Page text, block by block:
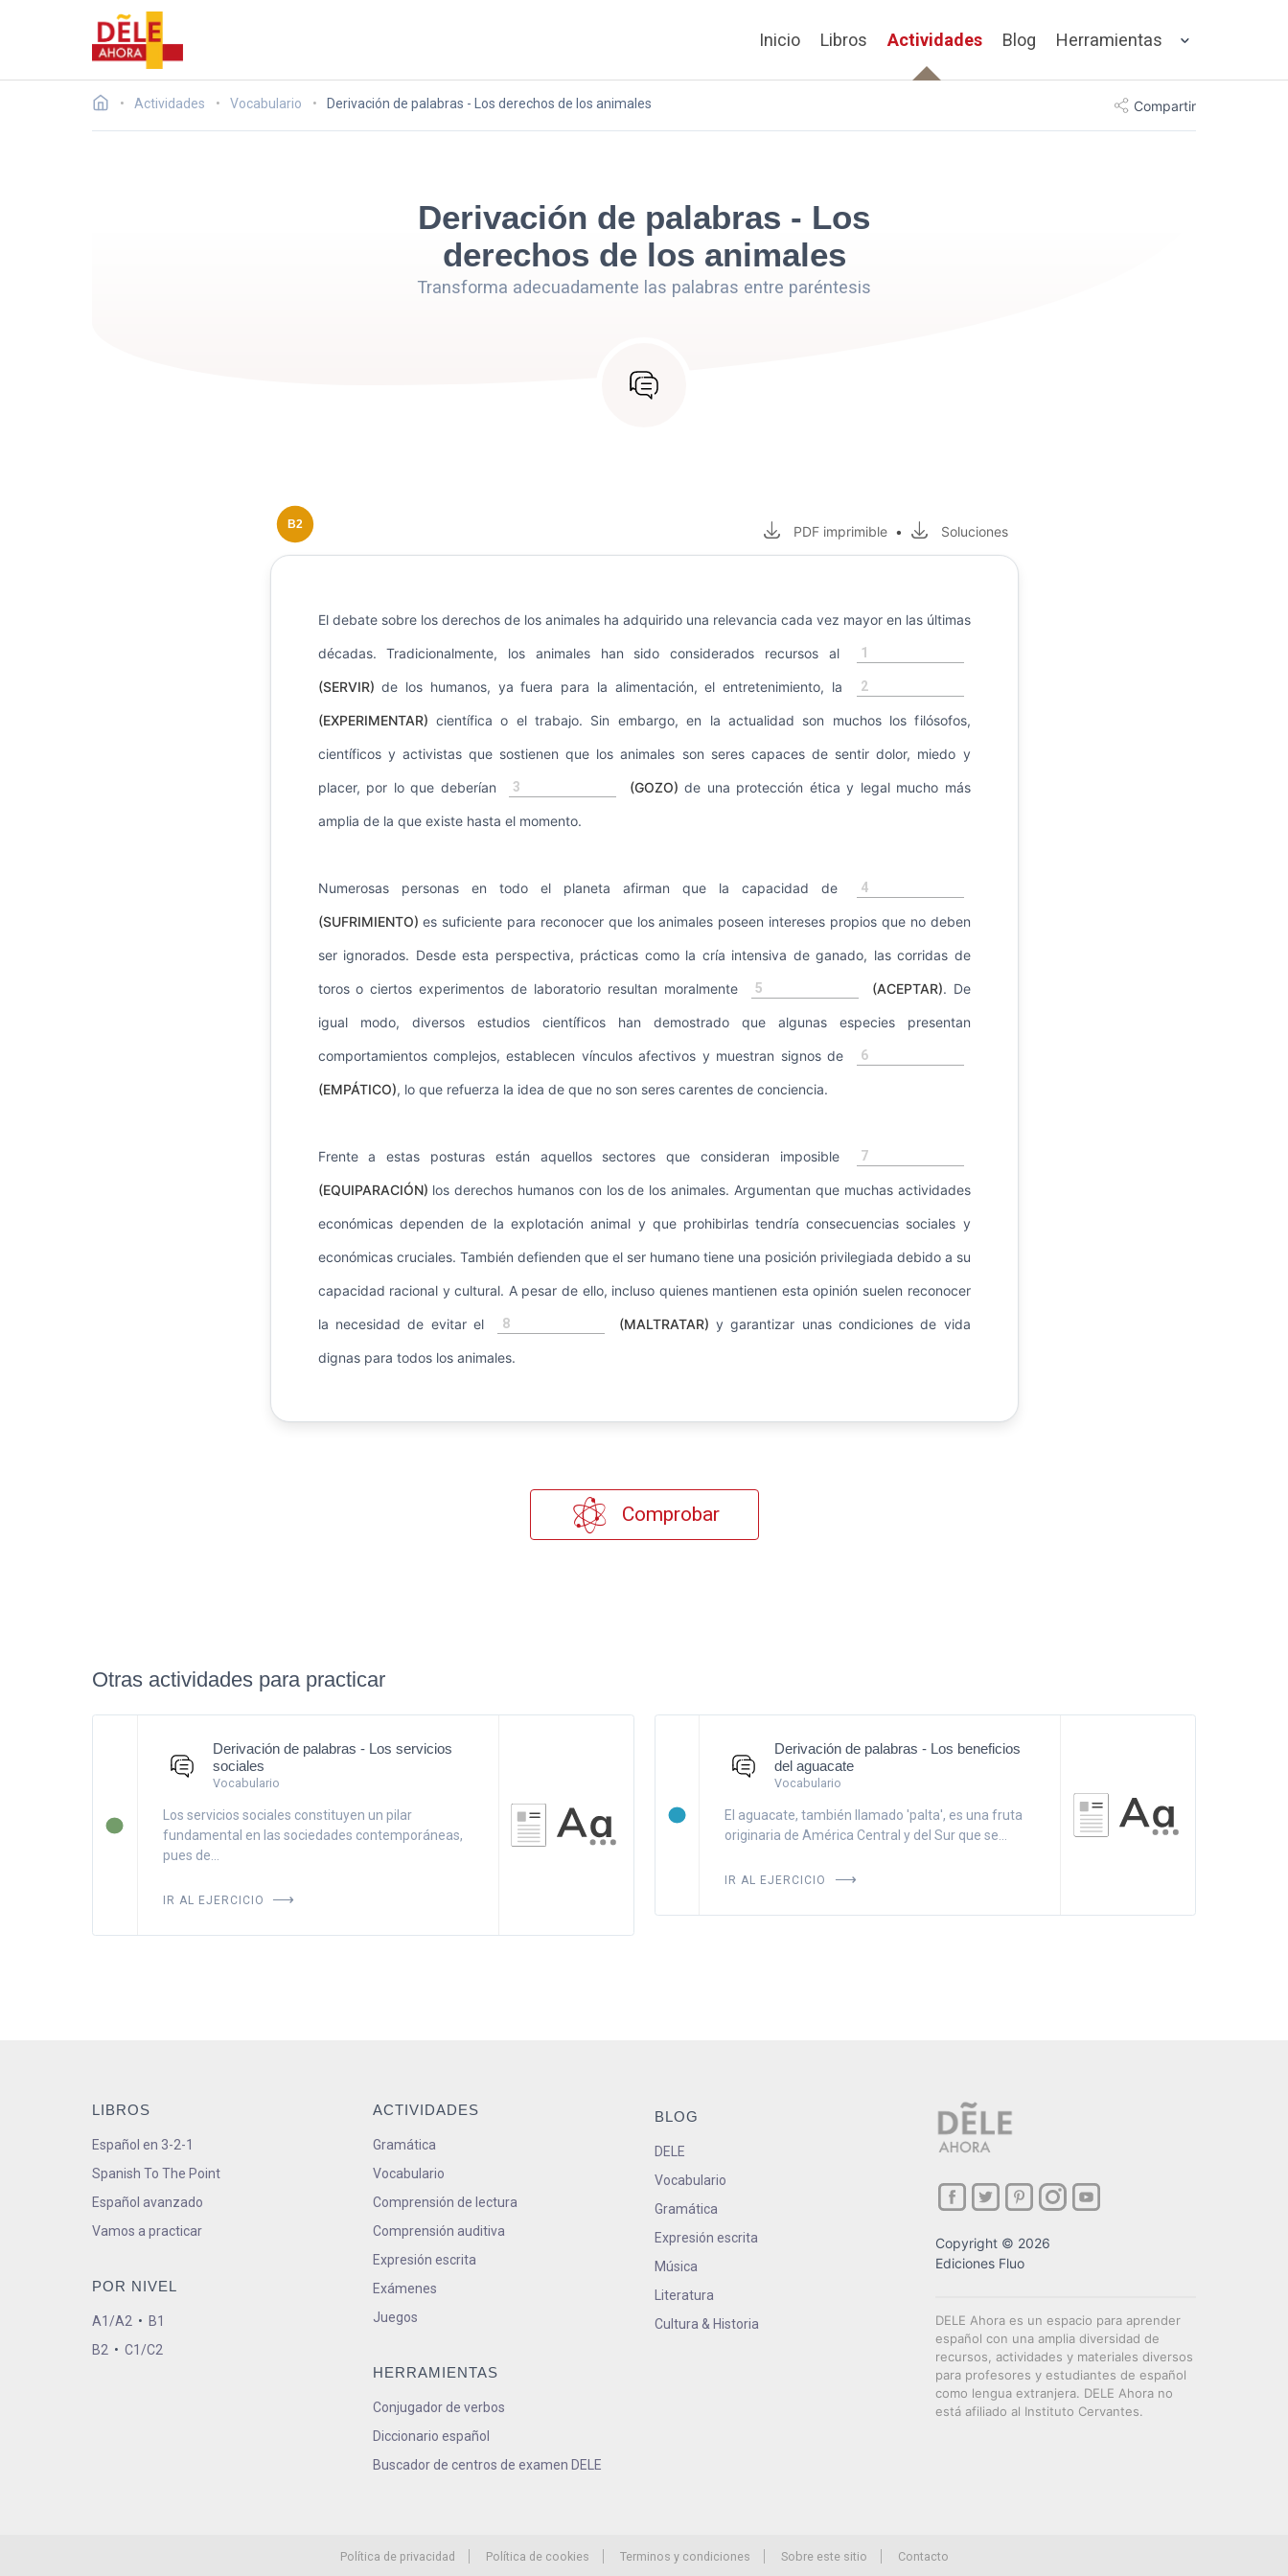
Inicio Libros Actividades Blog Herramientas
Actividades Vocabulario Derivación de palabras - Los derechos de los animales Compartir
Derivación de palabras - Los
derechos de los animales
Transforma adecuadamente las palabras entre paréntesis
B2 PDF imprimible • Soluciones
El debate sobre los derechos de los animales ha adquirido una relevancia cada vez mayor en las últimas
décadas. Tradicionalmente, los animales han sido considerados recursos al 1
(SERVIR) de los humanos, ya fuera para la alimentación, el entretenimiento, la 2
(EXPERIMENTAR) científica o el trabajo. Sin embargo, en la actualidad son muchos los filósofos,
científicos y activistas que sostienen que los animales son seres capaces de sentir dolor, miedo y
placer, por lo que deberían 3 (GOZO) de una protección ética y legal mucho más
amplia de la que existe hasta el momento.
Numerosas personas en todo el planeta afirman que la capacidad de 4
(SUFRIMIENTO) es suficiente para reconocer que los animales poseen intereses propios que no deben
ser ignorados. Desde esta perspectiva, prácticas como la cría intensiva de ganado, las corridas de
toros o ciertos experimentos de laboratorio resultan moralmente 5 (ACEPTAR). De
igual modo, diversos estudios científicos han demostrado que algunas especies presentan
comportamientos complejos, establecen vínculos afectivos y muestran signos de 6
(EMPÁTICO), lo que refuerza la idea de que no son seres carentes de conciencia.
Frente a estas posturas están aquellos sectores que consideran imposible 7
(EQUIPARACIÓN) los derechos humanos con los de los animales. Argumentan que muchas actividades
económicas dependen de la explotación animal y que prohibirlas tendría consecuencias sociales y
económicas cruciales. También defienden que el ser humano tiene una posición privilegiada debido a su
capacidad racional y cultural. A pesar de ello, incluso quienes mantienen esta opinión suelen reconocer
la necesidad de evitar el 8 (MALTRATAR) y garantizar unas condiciones de vida
dignas para todos los animales.
Comprobar
Otras actividades para practicar
Derivación de palabras - Los servicios
sociales
Vocabulario
Los servicios sociales constituyen un pilar
fundamental en las sociedades contemporáneas,
pues de...
IR AL EJERCICIO
Derivación de palabras - Los beneficios
del aguacate
Vocabulario
El aguacate, también llamado 'palta', es una fruta
originaria de América Central y del Sur que se...
IR AL EJERCICIO
LIBROS
Español en 3-2-1
Spanish To The Point
Español avanzado
Vamos a practicar
POR NIVEL
A1/A2 • B1
B2 • C1/C2
ACTIVIDADES
Gramática
Vocabulario
Comprensión de lectura
Comprensión auditiva
Expresión escrita
Exámenes
Juegos
HERRAMIENTAS
Conjugador de verbos
Diccionario español
Buscador de centros de examen DELE
BLOG
DELE
Vocabulario
Gramática
Expresión escrita
Música
Literatura
Cultura & Historia
Copyright © 2026
Ediciones Fluo
DELE Ahora es un espacio para aprender
español con una amplia diversidad de
recursos, actividades y materiales diversos
para profesores y estudiantes de español
como lengua extranjera. DELE Ahora no
está afiliado al Instituto Cervantes.
Política de privacidad Política de cookies Terminos y condiciones Sobre este sitio Contacto